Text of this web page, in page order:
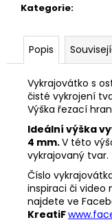
Kategorie:
Popis
Vykrajovátko s
čisté vykrojení
Výška řezací
Ideální výška
4 mm.V této
vykrajovaný tvar.
Číslo
inspiraci či video
najdete ve
KreatiF
m
VYKRAJOVÁTKA
CHRISTMAS
JOY
#423
49
Kč